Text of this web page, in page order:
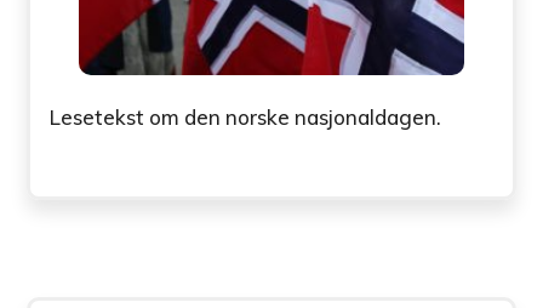
Lesetekst om den norske nasjonaldagen.